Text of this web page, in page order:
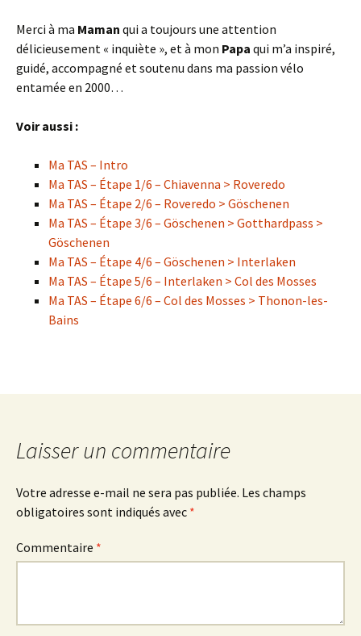
Merci à ma Maman qui a toujours une attention
délicieusement « inquiète », et à mon Papa qui m’a inspiré,
guidé, accompagné et soutenu dans ma passion vélo
entamée en 2000…
Voir aussi :
Ma TAS – Intro
Ma TAS – Étape 1/6 – Chiavenna > Roveredo
Ma TAS – Étape 2/6 – Roveredo > Göschenen
Ma TAS – Étape 3/6 – Göschenen > Gotthardpass >
Göschenen
Ma TAS – Étape 4/6 – Göschenen > Interlaken
Ma TAS – Étape 5/6 – Interlaken > Col des Mosses
Ma TAS – Étape 6/6 – Col des Mosses > Thonon-les-
Bains
Laisser un commentaire
Votre adresse e-mail ne sera pas publiée. Les champs
obligatoires sont indiqués avec *
Commentaire *